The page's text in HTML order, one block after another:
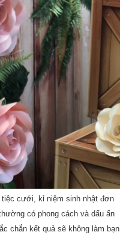
cưới, kỉ niệm sinh nhật đơn
có phong cách và dấu ấn
chắn kết quả sẽ không làm bạn